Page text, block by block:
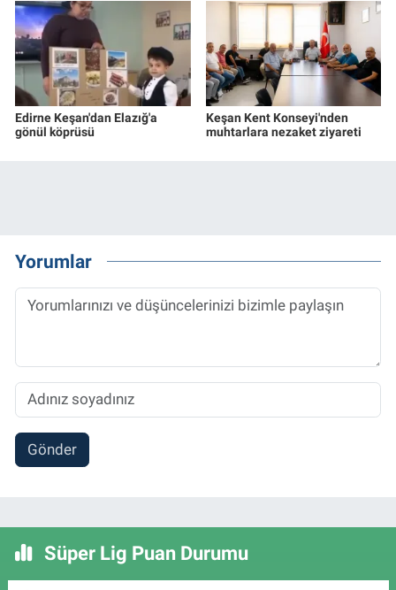
Edirne Keşan'dan Elazığ'a
gönül köprüsü
Keşan Kent Konseyi'nden
muhtarlara nezaket ziyareti
Yorumlar
Gönder
Süper Lig Puan Durumu